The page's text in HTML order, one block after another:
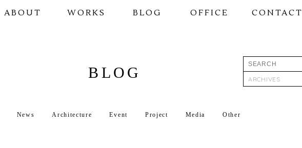
ABOUT WORKS BLOG OFFICE CONTACT
BLOG ARCHIVES
News Architecture Event Project Media Other